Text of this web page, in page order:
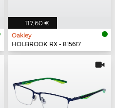
117,60 €
Oakley
HOLBROOK RX - 815617